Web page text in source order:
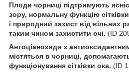
Плоди чорниці підтримують
зору, нормальну функцію
і природний захист від вільних
таким чином захистити очі. (ID
Антоціанозиди з
містяться в чорниці,
функціонування сітківки ока. (ID